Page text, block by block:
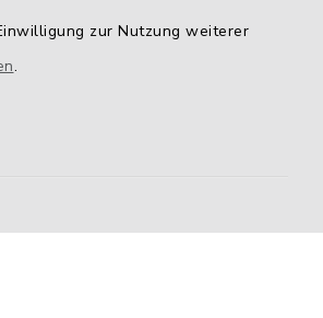
zur Nutzung weiterer
.